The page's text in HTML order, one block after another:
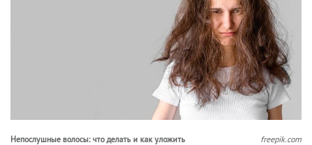
Непослушные волосы: что делать и как уложить freepik.com